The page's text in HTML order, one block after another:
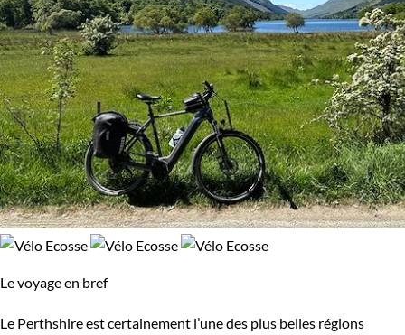
Le voyage en bref
Le Perthshire est certainement l’une des plus belles régions